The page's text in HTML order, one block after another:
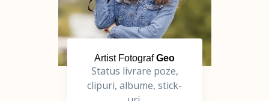
Artist FotografGeo
Status livrare poze,
clipuri, albume, stick-